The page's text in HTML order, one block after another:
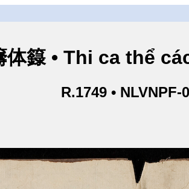
体籙 • Thi ca thể
R.1749 • NLVNPF-